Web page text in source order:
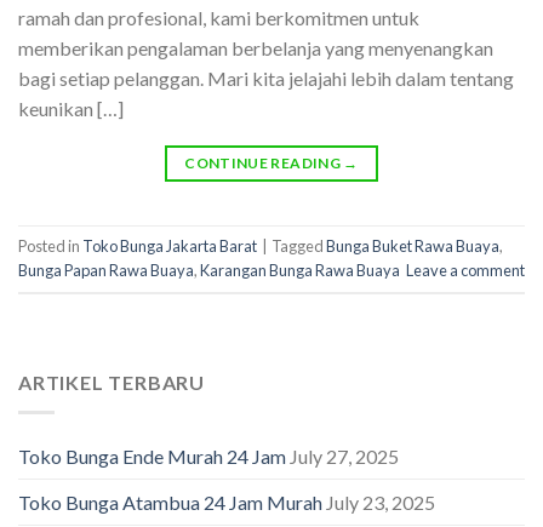
ramah dan profesional, kami berkomitmen untuk
memberikan pengalaman berbelanja yang menyenangkan
bagi setiap pelanggan. Mari kita jelajahi lebih dalam tentang
keunikan […]
CONTINUE READING →
Posted in Toko Bunga Jakarta Barat TaggedBunga Buket Rawa Buaya,
Bunga Papan Rawa Buaya,Karangan Bunga Rawa Buaya Leave a comment
ARTIKEL TERBARU
Toko Bunga Ende Murah 24 Jam July 27, 2025
Toko Bunga Atambua 24 Jam Murah July 23, 2025